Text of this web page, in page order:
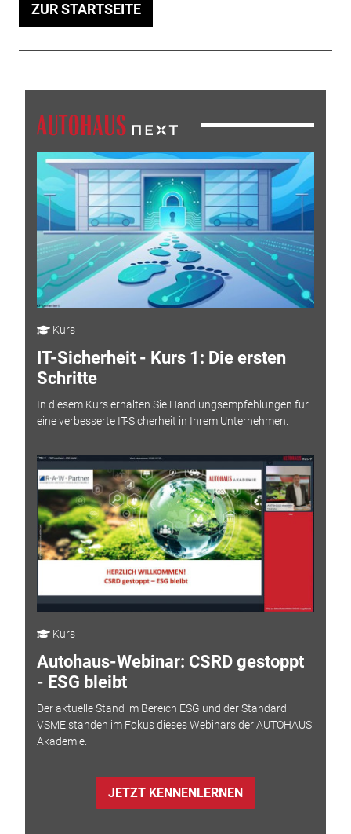
ZUR STARTSEITE
Kurs
IT-Sicherheit - Kurs 1: Die ersten
Schritte
In diesem Kurs erhalten Sie Handlungsempfehlungen für
eine verbesserte IT-Sicherheit in Ihrem Unternehmen.
Kurs
Autohaus-Webinar: CSRD gestoppt
- ESG bleibt
Der aktuelle Stand im Bereich ESG und der Standard
VSME standen im Fokus dieses Webinars der AUTOHAUS
Akademie.
JETZT KENNENLERNEN